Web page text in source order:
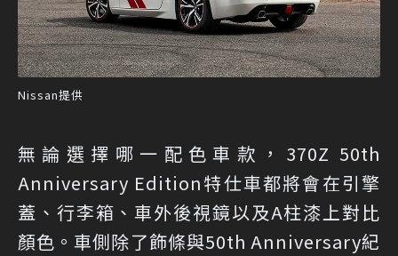
Nissan提供
無論選擇哪一配色車款，370Z 50th
Anniversary Edition特仕車都將會在引擎
蓋、行李箱、車外後視鏡以及A柱漆上對比
顏色。車側除了飾條與50th Anniversary紀